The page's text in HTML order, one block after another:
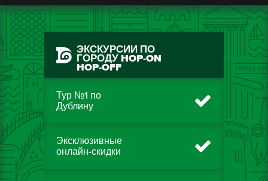
ЭКСКУРСИИ ПО
ГОРОДУ HOP-ON
HOP-OFF
Тур №1 по
Дублину
Эксклюзивные
онлайн-скидки